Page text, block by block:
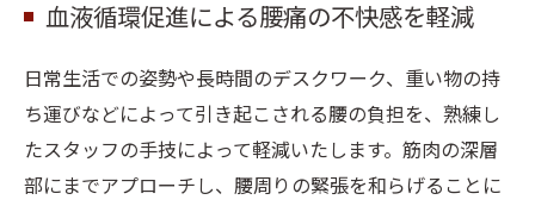
血液循環促進による腰痛の不快感を軽減
日常生活での姿勢や長時間のデスクワーク、重い物の持
ち運びなどによって引き起こされる腰の負担を、熟練し
たスタッフの手技によって軽減いたします。筋肉の深層
部にまでアプローチし、腰周りの緊張を和らげることに